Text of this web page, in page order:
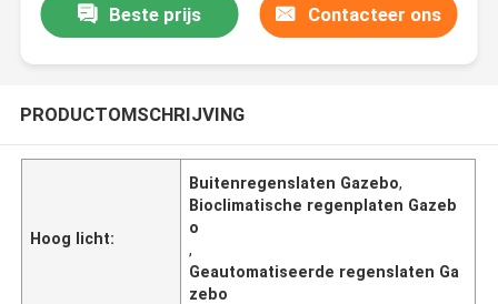
Beste prijs Contacteer ons
PRODUCTOMSCHRIJVING
Hoog licht:
Buitenregenslaten Gazebo,
Bioclimatische regenplaten Gazeb
o
,
Geautomatiseerde regenslaten Ga
zebo